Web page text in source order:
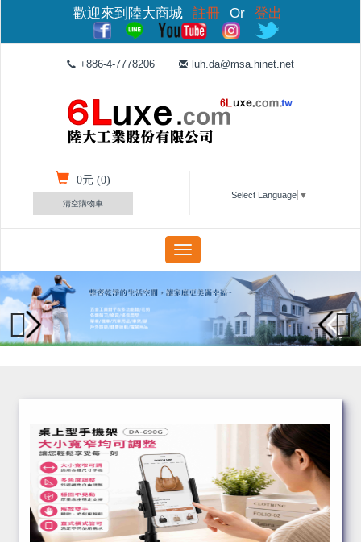
歡迎來到陸大商城 註冊 Or 登出
+886-4-7778206 luh.da@msa.hinet.net
Select Language ▼
0元 (0)
清空購物車
Toggle
navigation